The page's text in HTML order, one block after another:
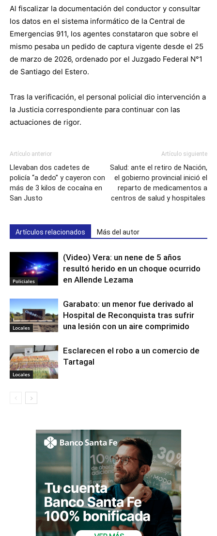
Al fiscalizar la documentación del conductor y consultar
los datos en el sistema informático de la Central de
Emergencias 911, los agentes constataron que sobre el
mismo pesaba un pedido de captura vigente desde el 25
de marzo de 2026, ordenado por el Juzgado Federal N°1
de Santiago del Estero.
Tras la verificación, el personal policial dio intervención a
la Justicia correspondiente para continuar con las
actuaciones de rigor.
Artículo anterior
Llevaban dos cadetes de
policía “a dedo” y cayeron con
más de 3 kilos de cocaína en
San Justo
Artículo siguiente
Salud: ante el retiro de Nación,
el gobierno provincial inició el
reparto de medicamentos a
centros de salud y hospitales
Artículos relacionados Más del autor
Policiales
(Video) Vera: un nene de 5 años
resultó herido en un choque ocurrido
en Allende Lezama
Locales
Garabato: un menor fue derivado al
Hospital de Reconquista tras sufrir
una lesión con un aire comprimido
Locales
Esclarecen el robo a un comercio de
Tartagal